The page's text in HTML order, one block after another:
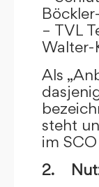
– TVL
Walter-
Als
steht
im
2.